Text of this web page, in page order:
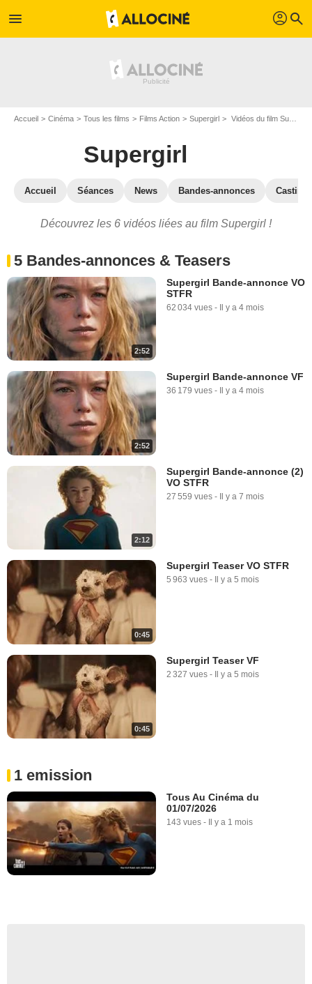
menu profil search
Accueil Cinéma Tous les films Films Action Supergirl Vidéos du film Supergirl
Supergirl
Accueil Séances News Bandes-annonces Casting
Découvrez les 6 vidéos liées au film Supergirl !
5 Bandes-annonces & Teasers
2:52
Supergirl Bande-annonce VO
STFR
62 034 vues - Il y a 4 mois
2:52
Supergirl Bande-annonce VF
36 179 vues - Il y a 4 mois
2:12
Supergirl Bande-annonce (2)
VO STFR
27 559 vues - Il y a 7 mois
0:45
Supergirl Teaser VO STFR
5 963 vues - Il y a 5 mois
0:45
Supergirl Teaser VF
2 327 vues - Il y a 5 mois
1 emission
Tous Au Cinéma du
01/07/2026
143 vues - Il y a 1 mois